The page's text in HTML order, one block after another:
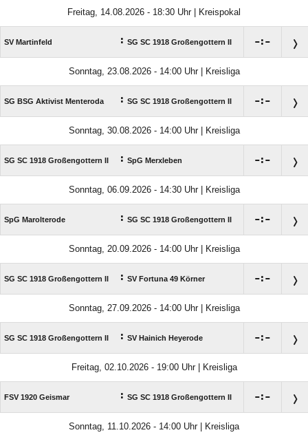
Freitag, 14.08.2026 - 18:30 Uhr | Kreispokal
SV Martinfeld : SG SC 1918 Großengottern II :
Sonntag, 23.08.2026 - 14:00 Uhr | Kreisliga
SG BSG Aktivist Menteroda : SG SC 1918 Großengottern II :
Sonntag, 30.08.2026 - 14:00 Uhr | Kreisliga
SG SC 1918 Großengottern II : SpG Merxleben :
Sonntag, 06.09.2026 - 14:30 Uhr | Kreisliga
SpG Marolterode : SG SC 1918 Großengottern II :
Sonntag, 20.09.2026 - 14:00 Uhr | Kreisliga
SG SC 1918 Großengottern II : SV Fortuna 49 Körner :
Sonntag, 27.09.2026 - 14:00 Uhr | Kreisliga
SG SC 1918 Großengottern II : SV Hainich Heyerode :
Freitag, 02.10.2026 - 19:00 Uhr | Kreisliga
FSV 1920 Geismar : SG SC 1918 Großengottern II :
Sonntag, 11.10.2026 - 14:00 Uhr | Kreisliga